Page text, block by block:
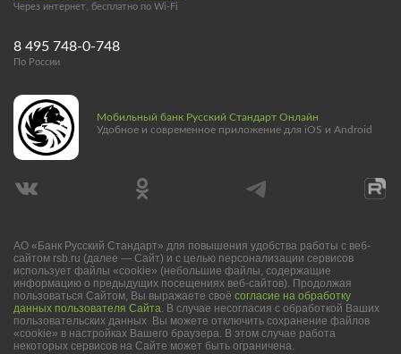
Через интернет, бесплатно по Wi-Fi
8 495 748-0-748
По России
Мобильный банк Русский Стандарт Онлайн
Удобное и современное приложение для iOS и Android
АО «Банк Русский Стандарт» для повышения удобства работы с веб-
сайтом rsb.ru (далее — Сайт) и с целью персонализации сервисов
использует файлы «cookie» (небольшие файлы, содержащие
информацию о предыдущих посещениях веб-сайтов). Продолжая
пользоваться Сайтом, Вы выражаете своё согласие на обработку
данных пользователя Сайта. В случае несогласия с обработкой Ваших
пользовательских данных Вы можете отключить сохранение файлов
«cookie» в настройках Вашего браузера. В этом случае работа
некоторых сервисов на Сайте может быть ограничена.